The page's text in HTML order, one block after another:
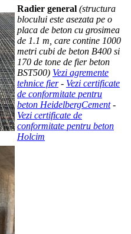
Radier general (structura
blocului este asezata pe o
placa de beton cu grosimea
de 1.1 m, care contine 1000
metri cubi de beton B400 si
170 de tone de fier beton
BST500) Vezi agremente
tehnice fier- Vezi certificate
de conformitate pentru
beton HeidelbergCement-
Vezi certificate de
conformitate pentru beton
Holcim